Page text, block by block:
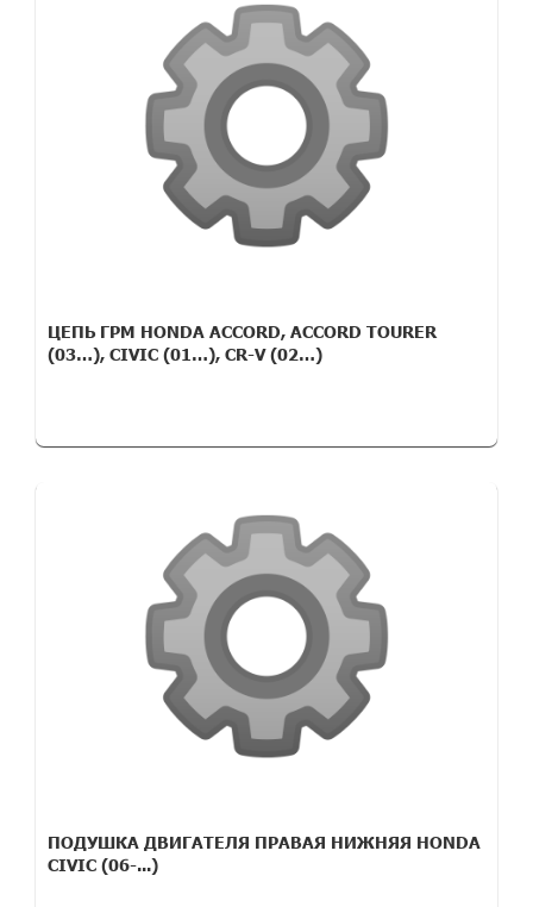
ЦЕПЬ ГРМ HONDA ACCORD, ACCORD TOURER
(03…), CIVIC (01…), CR-V (02…)
ПОДУШКА ДВИГАТЕЛЯ ПРАВАЯ НИЖНЯЯ HONDA
CIVIC (06-...)